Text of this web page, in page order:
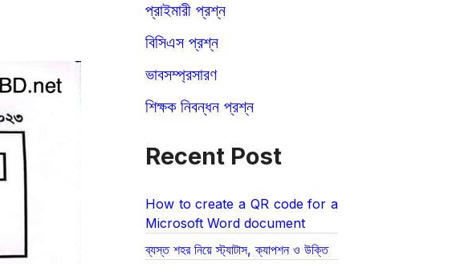
প্রাইমারী প্রশ্ন
বিসিএস প্রশ্ন
ভাবসম্প্রসারণ
শিক্ষক নিবন্ধন প্রশ্ন
Recent Post
How to create a QR code for a
Microsoft Word document
ব্যস্ত শহর নিয়ে স্ট্যাটাস, ক্যাপশন ও উক্তি